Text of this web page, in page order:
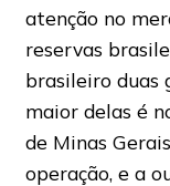
atenção no
reservas
brasileiro duas
maior delas é
de Minas
operação, e a